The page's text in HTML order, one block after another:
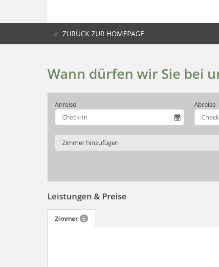
ZURÜCK ZUR HOMEPAGE
Wann dürfen wir Sie bei
Anreise Abreise
Zimmer hinzufügen
Leistungen & Preise
Zimmer 6